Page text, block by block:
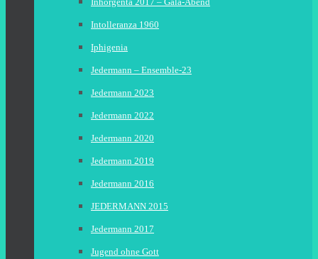
Intolleranza 1960
Iphigenia
Jedermann – Ensemble-23
Jedermann 2023
Jedermann 2022
Jedermann 2020
Jedermann 2019
Jedermann 2016
JEDERMANN 2015
Jedermann 2017
Jugend ohne Gott